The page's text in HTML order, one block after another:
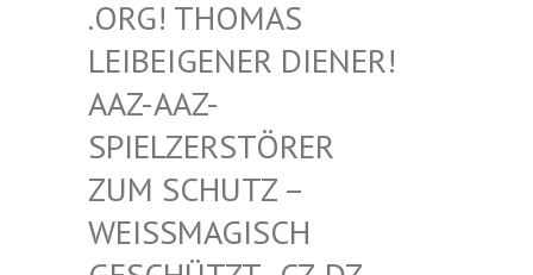
THOMAS LEIBEI
GENER DIENER! AAZ-AA
Z-SPIELZ
ERSTÖRER ZUM SC
HUTZ – WEISSMA
GISCH GESCHÜT